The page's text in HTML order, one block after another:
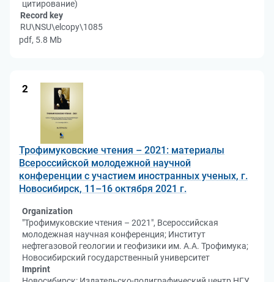
цитирование)
Record key
RU\NSU\elcopy\1085
pdf, 5.8 Mb
2
Трофимуковские чтения – 2021: материалы
Всероссийской молодежной научной
конференции с участием иностранных ученых, г.
Новосибирск, 11–16 октября 2021 г.
Organization
"Трофимуковские чтения – 2021", Всероссийская
молодежная научная конференция; Институт
нефтегазовой геологии и геофизики им. А.А. Трофимука;
Новосибирский государственный университет
Imprint